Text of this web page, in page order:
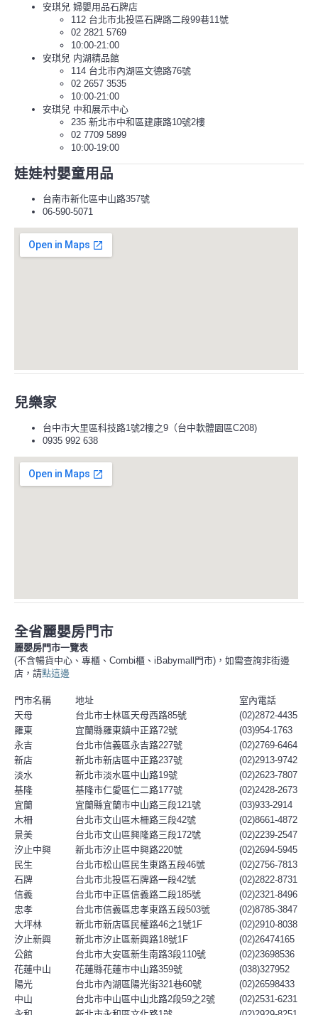
安琪兒 婦嬰用品石牌店
112 台北市北投區石牌路二段99巷11號
02 2821 5769
10:00-21:00
安琪兒 内湖精品館
114 台北市內湖區文德路76號
02 2657 3535
10:00-21:00
安琪兒 中和展示中心
235 新北市中和區建康路10號2樓
02 7709 5899
10:00-19:00
娃娃村嬰童用品
台南市新化區中山路357號
06-590-5071
兒樂家
台中市大里區科技路1號2樓之9（台中軟體園區C208)
0935 992 638
全省麗嬰房門市
麗嬰房門市一覽表
(不含暢貨中心、專櫃、Combi櫃、iBabymall門市)，如需查詢非街邊
店，請點這邊
門市名稱 地址
室內電話
天母
台北市士林區天母西路85號
(02)2872-4435
羅東
宜蘭縣羅東鎮中正路72號
(03)954-1763
永吉
台北市信義區永吉路227號
(02)2769-6464
新店
新北市新店區中正路237號
(02)2913-9742
淡水
新北市淡水區中山路19號
(02)2623-7807
基隆
基隆市仁愛區仁二路177號
(02)2428-2673
宜蘭
宜蘭縣宜蘭市中山路三段121號
(03)933-2914
木柵
台北市文山區木柵路三段42號
(02)8661-4872
景美
台北市文山區興隆路三段172號
(02)2239-2547
汐止中興
新北市汐止區中興路220號
(02)2694-5945
民生
台北市松山區民生東路五段46號
(02)2756-7813
石牌
台北市北投區石牌路一段42號
(02)2822-8731
信義
台北市中正區信義路二段185號
(02)2321-8496
忠孝
台北市信義區忠孝東路五段503號
(02)8785-3847
大坪林
新北市新店區民權路46之1號1F
(02)2910-8038
汐止新興
新北市汐止區新興路18號1F
(02)26474165
公館
台北市大安區新生南路3段110號
(02)23698536
花蓮中山
花蓮縣花蓮市中山路359號
(038)327952
陽光
台北市內湖區陽光街321巷60號
(02)26598433
中山
台北市中山區中山北路2段59之2號
(02)2531-6231